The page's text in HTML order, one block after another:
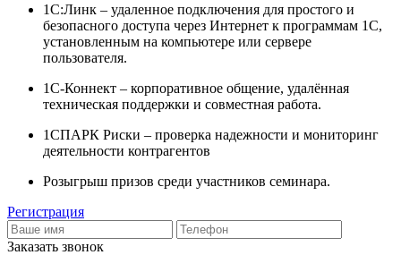
1С:Линк – удаленное подключения для простого и
безопасного доступа через Интернет к программам 1С,
установленным на компьютере или сервере
пользователя.
1С-Коннект – корпоративное общение, удалённая
техническая поддержки и совместная работа.
1СПАРК Риски – проверка надежности и мониторинг
деятельности контрагентов
Розыгрыш призов среди участников семинара.
Регистрация
Заказать звонок